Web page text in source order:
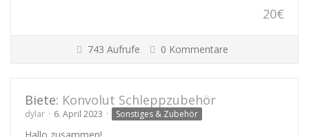
20€
743 Aufrufe 0 Kommentare
Biete: Konvolut Schleppzubehör
dylar 6. April 2023 Sonstiges & Zubehör